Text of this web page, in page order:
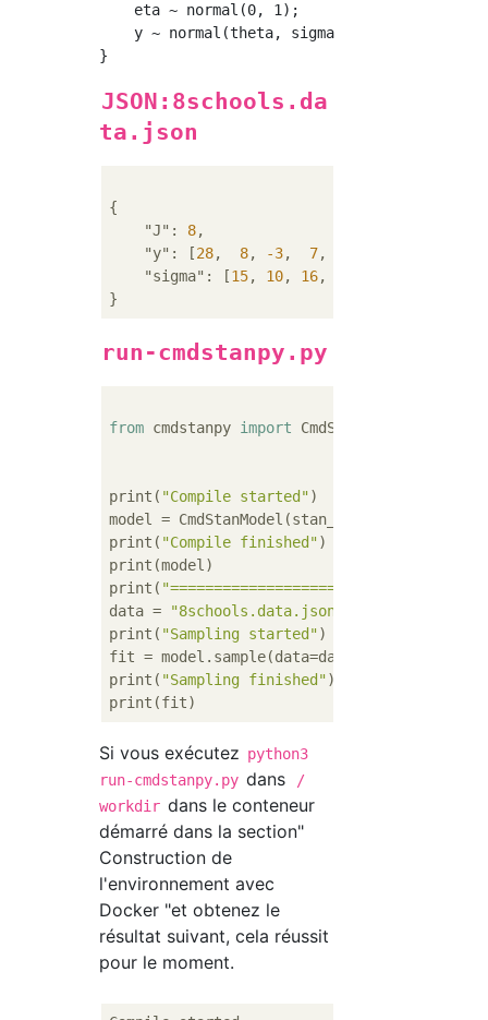
    eta ~ normal(0, 1);
    y ~ normal(theta, sigma);
JSON:8schools.da
ta.json
{
"J" : 8,
"y" : [28, 8, -3, 7,
"sigma" : [15, 10, 16,
run-cmdstanpy.py
from cmdstanpy import CmdStanModel
print( "Compile started")
model = CmdStanModel(stan_file=
print( "Compile finished")
print(model)
print(
data =
"8schools.data.json"
print( "Sampling started")
fit = model.sample(data=data)
print( "Sampling finished")
Si vous exécutez python3
run-cmdstanpy.py dans
/
workdir dans le conteneur
démarré dans la section"
Construction de
l'environnement avec
Docker "et obtenez le
résultat suivant, cela réussit
pour le moment.